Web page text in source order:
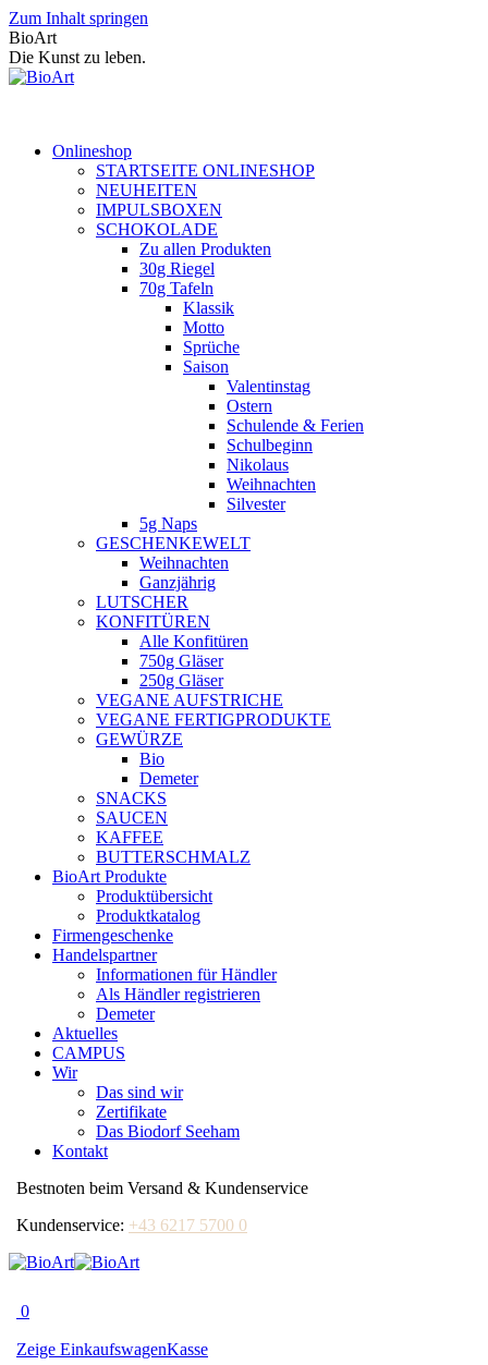
Zum Inhalt springen
BioArt
Die Kunst zu leben.
Onlineshop
STARTSEITE ONLINESHOP
NEUHEITEN
IMPULSBOXEN
SCHOKOLADE
Zu allen Produkten
30g Riegel
70g Tafeln
Klassik
Motto
Sprüche
Saison
Valentinstag
Ostern
Schulende & Ferien
Schulbeginn
Nikolaus
Weihnachten
Silvester
5g Naps
GESCHENKEWELT
Weihnachten
Ganzjährig
LUTSCHER
KONFITÜREN
Alle Konfitüren
750g Gläser
250g Gläser
VEGANE AUFSTRICHE
VEGANE FERTIGPRODUKTE
GEWÜRZE
Bio
Demeter
SNACKS
SAUCEN
KAFFEE
BUTTERSCHMALZ
BioArt Produkte
Produktübersicht
Produktkatalog
Firmengeschenke
Handelspartner
Informationen für Händler
Als Händler registrieren
Demeter
Aktuelles
CAMPUS
Wir
Das sind wir
Zertifikate
Das Biodorf Seeham
Kontakt
Bestnoten beim Versand & Kundenservice
Kundenservice: +43 6217 5700 0
0
Zeige EinkaufswagenKasse